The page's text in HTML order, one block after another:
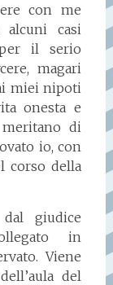
con me
casi
il serio
magari
miei nipoti
onesta e
di
io, con
corso della
giudice
in
Viene
del